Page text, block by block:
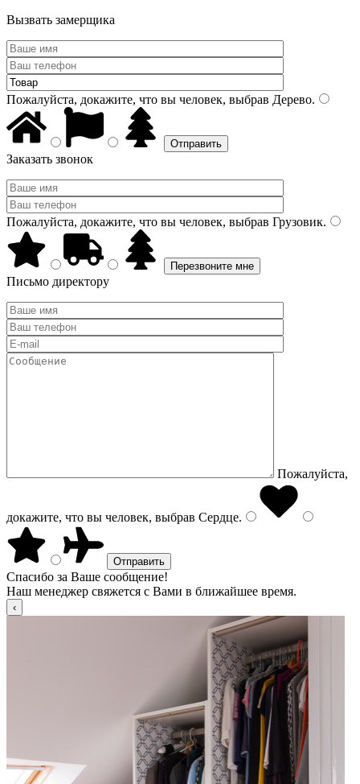
Вызвать замерщика
Пожалуйста, докажите, что вы человек, выбрав Дерево.
Заказать звонок
Пожалуйста, докажите, что вы человек, выбрав Грузовик.
Письмо директору
Пожалуйста,
докажите, что вы человек, выбрав Сердце.
Спасибо за Ваше сообщение!
Наш менеджер свяжется с Вами в ближайшее время.